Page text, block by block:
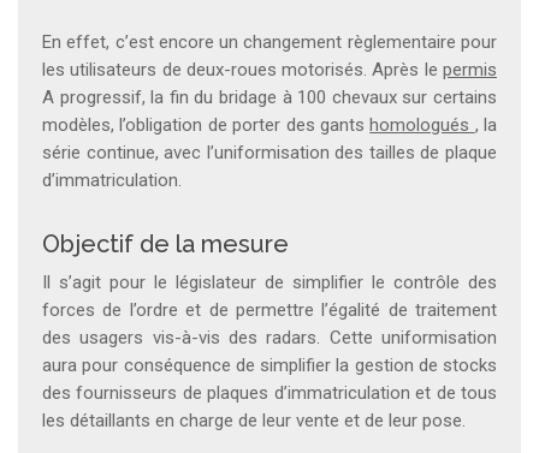
En effet, c’est encore un changement règlementaire pour
les utilisateurs de deux-roues motorisés. Après le permis
A progressif, la fin du bridage à 100 chevaux sur certains
modèles, l’obligation de porter des gantshomologués , la
série continue, avec l’uniformisation des tailles de plaque
d’immatriculation.
Objectif de la mesure
Il s’agit pour le législateur de simplifier le contrôle des
forces de l’ordre et de permettre l’égalité de traitement
des usagers vis-à-vis des radars. Cette uniformisation
aura pour conséquence de simplifier la gestion de stocks
des fournisseurs de plaques d’immatriculation et de tous
les détaillants en charge de leur vente et de leur pose.